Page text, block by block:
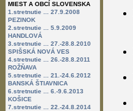
MIEST A OBCÍ SLOVENSKA
1.stretnutie ... 27.9.2008
PEZINOK
2.stretnutie ... 5.9.2009
HANDLOVÁ
3.stretnutie ... 27.-28.8.2010
SPIŠSKÁ NOVÁ VES
4.stretnutie ... 26.-28.8.2011
ROŽŇAVA
5.stretnutie ... 21.-24.6.2012
BANSKÁ ŠTIAVNICA
6.stretnutie ... 6.-9.6.2013
KOŠICE
7.stretnutie ... 22.-24.8.2014